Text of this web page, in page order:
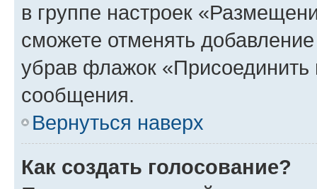
в группе настроек
сможете отменять
убрав флажок
сообщения.
Вернуться наверх
Как создать голосование?